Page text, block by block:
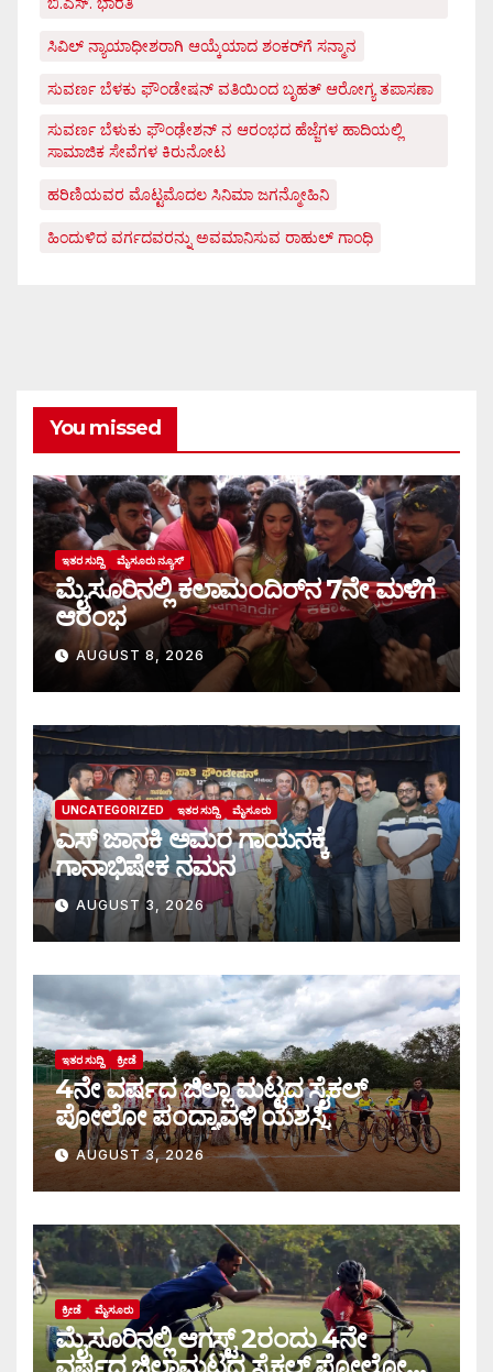
ಸಿವಿಲ್ ನ್ಯಾಯಾಧೀಶರಾಗಿ ಆಯ್ಕೆಯಾದ ಶಂಕರ್‌ಗೆ ಸನ್ಮಾನ
ಸುವರ್ಣ ಬೆಳಕು ಫೌಂಡೇಷನ್ ವತಿಯಿಂದ ಬೃಹತ್ ಆರೋಗ್ಯ ತಪಾಸಣಾ
ಸುವರ್ಣ ಬೆಳುಕು ಫೌಂಢೇಶನ್ ನ ಆರಂಭದ ಹೆಜ್ಜೆಗಳ ಹಾದಿಯಲ್ಲಿ
ಸಾಮಾಜಿಕ ಸೇವೆಗಳ ಕಿರುನೋಟ
ಹರಿಣಿಯವರ ಮೊಟ್ಟಮೊದಲ ಸಿನಿಮಾ ಜಗನ್ಮೋಹಿನಿ
ಹಿಂದುಳಿದ ವರ್ಗದವರನ್ನು ಅವಮಾನಿಸುವ ರಾಹುಲ್ ಗಾಂಧಿ
You missed
ಇತರ ಸುದ್ದಿ ಮೈಸೂರು ನ್ಯೂಸ್
ಮೈಸೂರಿನಲ್ಲಿ ಕಲಾಮಂದಿರ್‌ನ 7ನೇ ಮಳಿಗೆ
ಆರಂಭ
AUGUST 8, 2026
UNCATEGORIZED ಇತರ ಸುದ್ದಿ ಮೈಸೂರು
ಎಸ್ ಜಾನಕಿ ಅಮರ ಗಾಯನಕ್ಕೆ
ಗಾನಾಭಿಷೇಕ ನಮನ
AUGUST 3, 2026
ಇತರ ಸುದ್ದಿ ಕ್ರೀಡೆ
4ನೇ ವರ್ಷದ ಜಿಲ್ಲಾ ಮಟ್ಟದ ಸೈಕಲ್
ಪೋಲೋ ಪಂದ್ಯಾವಳಿ ಯಶಸ್ವಿ
AUGUST 3, 2026
ಕ್ರೀಡೆ ಮೈಸೂರು
ಮೈಸೂರಿನಲ್ಲಿ ಆಗಸ್ಟ್‌ 2ರಂದು 4ನೇ